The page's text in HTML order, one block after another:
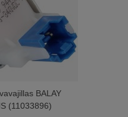
BALAY
(11033896)